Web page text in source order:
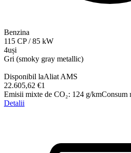
Benzina
115 CP/ 85 kW
4uși
Gri (smoky gray metallic)
Disponibil laAliat AMS
22.605,62 €1
Emisii mixte de CO₂: 124 g/kmConsum
Detalii